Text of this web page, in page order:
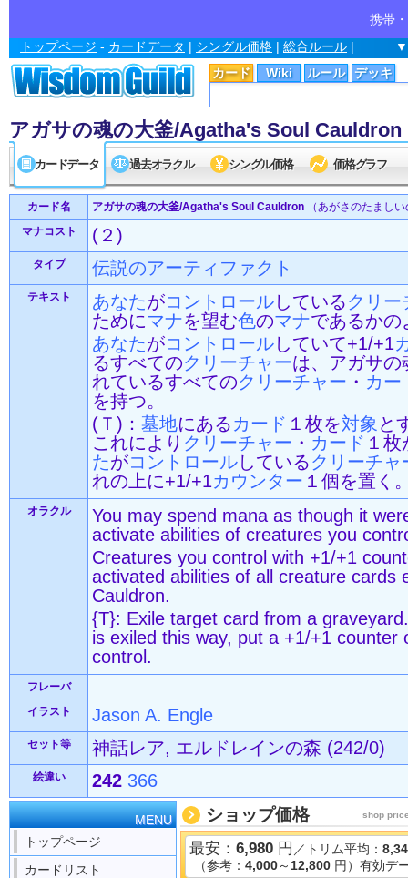
携帯
カード Wiki ルール デッキ
トップページ - カードデータ | シングル価格 | 総合ルール |
アガサの魂の大釜/Agatha's Soul Cauldron
カードデータ 過去オラクル シングル価格 価格グラフ
カード名 アガサの魂の大釜/Agatha's Soul Cauldron （あがさのたまし
マナコスト
(２)
タイプ 伝説のアーティファクト
テキスト あなたがコントロールしているクリー
ためにマナを望む色のマナであるかの
あなたがコントロールしていて+1/+1
るすべてのクリーチャーは、アガサの
れているすべてのクリーチャー ・ カー
を持つ。
(Ｔ)： 墓地にあるカード １枚を対象 と
これにより クリーチャー ・ カード １枚
たがコントロールしているクリーチャ
れの上に+1/+1カウンター １個を置く
オラクル
You may spend mana as though it
activate abilities of creatures you
Creatures you control with +1/+1
activated abilities of all creature cards
Cauldron.
{T}: Exile target card from a
is exiled this way, put a +1/+1 counter
control.
フレーバ
イラスト
Jason A. Engle
セット等 神話レア, エルドレインの森 (242/0)
絵違い 242 366
MENU
トップページ
カードリスト
ショップ価格 shop
最安： 6,980 円 ／トリム平均：
（参考： 4,000～ 12,800 円）有効デ